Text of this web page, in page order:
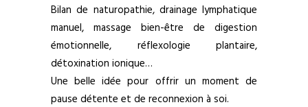
Bilan de naturopathie, drainage lymphatique
manuel, massage bien-être de digestion
émotionnelle, réflexologie plantaire,
détoxination ionique…
Une belle idée pour offrir un moment de
pause détente et de reconnexion à soi.